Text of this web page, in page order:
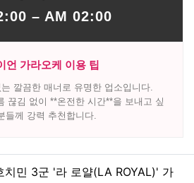
– AM 02:00
언 가라오케 이용 팁
깔끔한 매너로 유명한 업소입니다.
끊김 없이 **온전한 시간**을 보내고 싶
들께 강력 추천합니다.
치민 3군 '라 로얄(LA ROYAL)' 가